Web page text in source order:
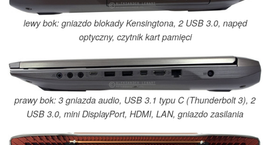
lewy bok: gniazdo blokady Kensingtona, 2 USB 3.0, napęd
optyczny, czytnik kart pamięci
prawy bok: 3 gniazda audio, USB 3.1 typu C (Thunderbolt 3), 2
USB 3.0, mini DisplayPort, HDMI, LAN, gniazdo zasilania